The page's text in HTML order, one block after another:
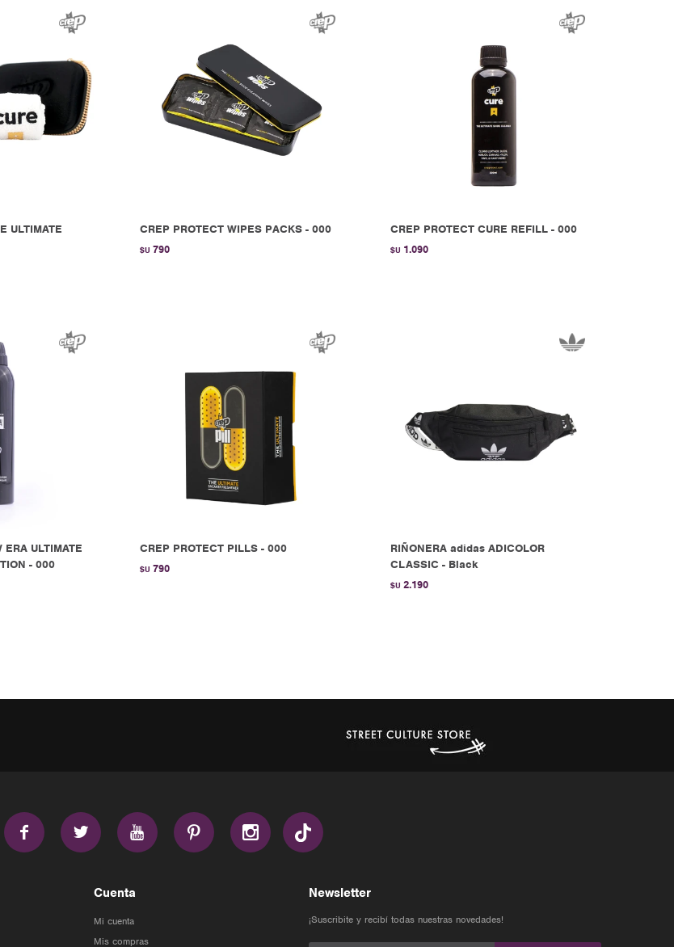
ULTIMATE
CREP PROTECT WIPES PACKS - 000
$U 790
CREP PROTECT CURE REFILL - 000
$U 1.090
ERA ULTIMATE
- 000
CREP PROTECT PILLS - 000
$U 790
RIÑONERA adidas ADICOLOR
CLASSIC - Black
$U 2.190
    
Cuenta
Mi cuenta
Mis compras
Newsletter
¡Suscribite y recibí todas nuestras novedades!